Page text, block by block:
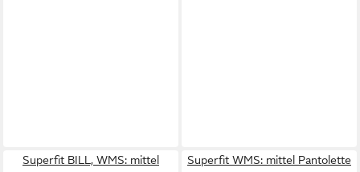
Superfit BILL, WMS: mittel
Superfit WMS: mittel Pantolette